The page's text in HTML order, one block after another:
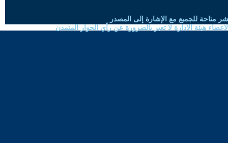
متاحة للجميع مع الإشارة إلى المصدر
هيئة الادارة لا تعبر بالضرورة عن رأي الحوار المتمدن